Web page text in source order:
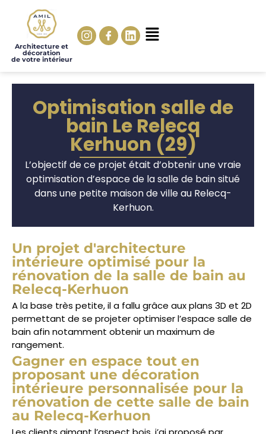
Architecture et
décoration
de votre intérieur
Optimisation salle de
bain Le Relecq
Kerhuon (29)
L’objectif de ce projet était d’obtenir une vraie
optimisation d’espace de la salle de bain situé
dans une petite maison de ville au Relecq-
Kerhuon.
Un projet d'architecture
intérieure optimisé pour la
rénovation de la salle de bain au
Relecq-Kerhuon
A la base très petite, il a fallu grâce aux plans 3D et 2D
permettant de se projeter optimiser l’espace salle de
bain afin notamment obtenir un maximum de
rangement.
Gagner en espace tout en
proposant une décoration
intérieure personnalisée pour la
rénovation de cette salle de bain
au Relecq-Kerhuon